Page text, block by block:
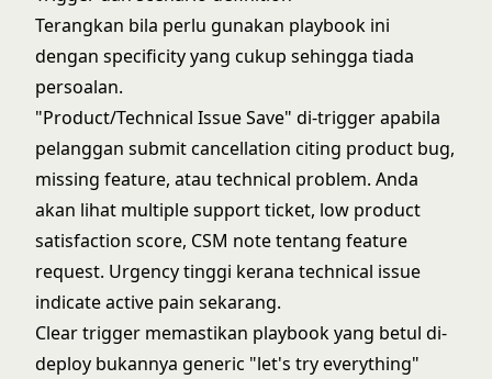
Terangkan bila perlu gunakan playbook ini
dengan specificity yang cukup sehingga tiada
persoalan.
"Product/Technical Issue Save" di-trigger apabila
pelanggan submit cancellation citing product bug,
missing feature, atau technical problem. Anda
akan lihat multiple support ticket, low product
satisfaction score, CSM note tentang feature
request. Urgency tinggi kerana technical issue
indicate active pain sekarang.
Clear trigger memastikan playbook yang betul di-
deploy bukannya generic "let's try everything"